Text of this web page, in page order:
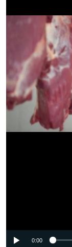
No
0:00